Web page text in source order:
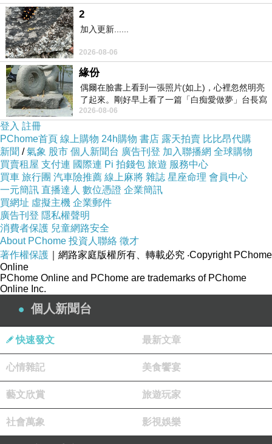
文/彼岸花 圖/資料說明來源：NASA
#12/14/23
上一篇： 文字趴之思念一個荒廢的名字 - 那件白衣
下一篇： 文字趴之年末感謝 - 暖謝
2
加入更新......
2026-08-06
緣份
偶爾在臉書上看到一張照片(如上)，心裡忽然明亮
了起來。剛好早上看了一篇「白痴愛做夢」台長寫
的貼文，在回顧年輕時瘋狂愛上
2026-08-06
登入 註冊
PChome首頁 線上購物 24h購物 書店 露天拍賣 比比昂代購
新聞 /氣象 股市 個人新聞台 廣告刊登 加入聯播網 全球購物
買賣租屋 支付連 國際連 Pi 拍錢包 旅遊 服務中心
買車 旅行團 汽車險推薦 線上麻將 雜誌 星座命理 會員中心
一元簡訊 直播達人 數位憑證 企業簡訊
買網址 虛擬主機 企業郵件
廣告刊登 隱私權聲明
消費者保護 兒童網路安全
About PChome 投資人聯絡 徵才
著作權保護 ｜網路家庭版權所有、轉載必究 ‧Copyright PChome
Online
PChome Online and PChome are trademarks of PChome
Online Inc.
個人新聞台
快速發文 最新文章
心情雜記 美食饗宴
藝文欣賞 旅遊玩家
社會萬象 影視娛樂